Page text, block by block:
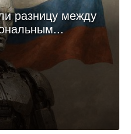
разницу между